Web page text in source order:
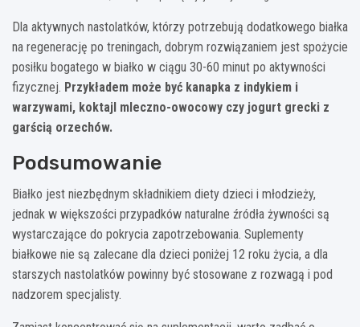
Dla aktywnych nastolatków, którzy potrzebują dodatkowego białka
na regenerację po treningach, dobrym rozwiązaniem jest spożycie
posiłku bogatego w białko w ciągu 30-60 minut po aktywności
fizycznej. Przykładem może być kanapka z indykiem i
warzywami, koktajl mleczno-owocowy czy jogurt grecki z
garścią orzechów.
Podsumowanie
Białko jest niezbędnym składnikiem diety dzieci i młodzieży,
jednak w większości przypadków naturalne źródła żywności są
wystarczające do pokrycia zapotrzebowania. Suplementy
białkowe nie są zalecane dla dzieci poniżej 12 roku życia, a dla
starszych nastolatków powinny być stosowane z rozwagą i pod
nadzorem specjalisty.